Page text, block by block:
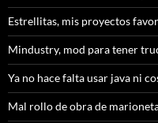
Estrellitas, mis proyectos
Mindustry, mod para tener
Ya no hace falta usar java ni
Mal rollo de obra de